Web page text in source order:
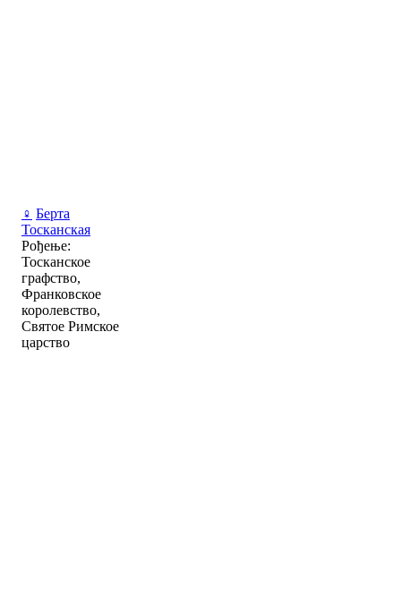
♀ Берта
Тосканская
Рођење:
Тосканское
графство,
Франковское
королевство,
Святое Римское
царство